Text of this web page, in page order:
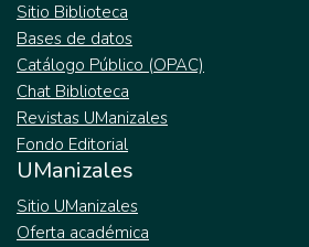
Sitio Biblioteca
Bases de datos
Catálogo Público (OPAC)
Chat Biblioteca
Revistas UManizales
Fondo Editorial
UManizales
Sitio UManizales
Oferta académica